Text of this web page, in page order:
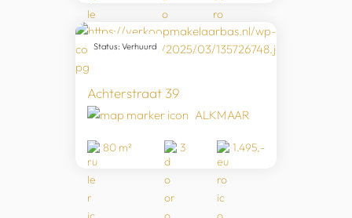
Achterstraat 39
ALKMAAR
Status: Verhuurd
80 m² 3 1.495,-